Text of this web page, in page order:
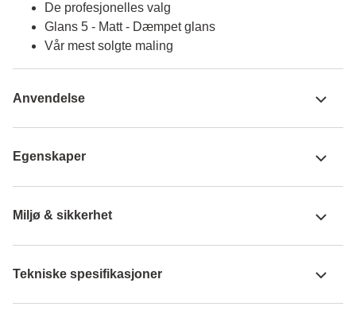
De profesjonelles valg
Glans 5 - Matt - Dæmpet glans
Vår mest solgte maling
Anvendelse
Egenskaper
Miljø & sikkerhet
Tekniske spesifikasjoner